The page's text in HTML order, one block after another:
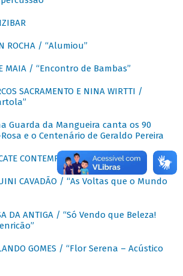
ROCHA / “Alumiou”
MAIA / “Encontro de Bambas”
SACRAMENTO E NINA WIRTTI /
Guarda da Mangueira canta os 90
e o Centenário de Geraldo Pereira
CONTEMPORÂNEO
CAVADÃO / “As Voltas que o Mundo
DA ANTIGA / “Só Vendo que Beleza!
GOMES / “Flor Serena – Acústico